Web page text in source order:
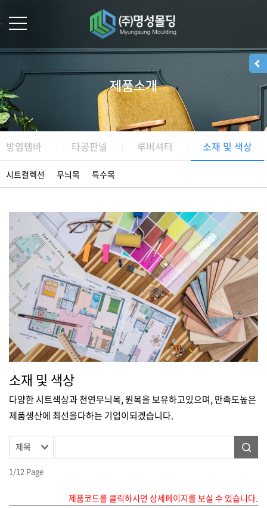
제품소개
방염템바 타공판넬 루버셔터 소재 및 색상
시트컬렉션 무늬목 특수목
소재 및 색상
다양한 시트색상과 천연무늬목, 원목을 보유하고있으며, 만족도높은
제품생산에 최선을다하는 기업이되겠습니다.
1/12 Page
제품코드를 클릭하시면 상세페이지를 보실 수 있습니다.